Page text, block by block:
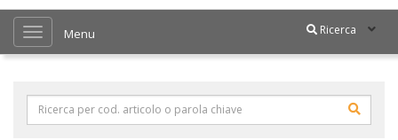
Menu Ricerca